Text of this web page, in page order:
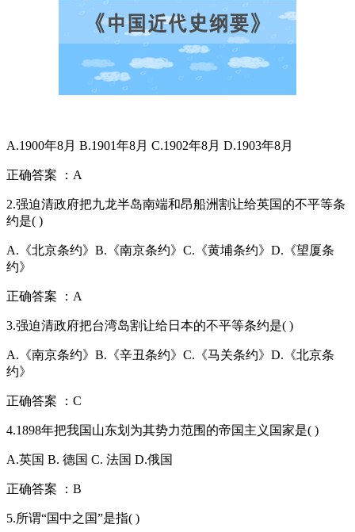
A.1900年8月 B.1901年8月 C.1902年8月 D.1903年8月
正确答案 ：A
2.强迫清政府把九龙半岛南端和昂船洲割让给英国的不平等条
约是( )
A.《北京条约》B.《南京条约》C.《黄埔条约》D.《望厦条
约》
正确答案 ：A
3.强迫清政府把台湾岛割让给日本的不平等条约是( )
A.《南京条约》B.《辛丑条约》C.《马关条约》D.《北京条
约》
正确答案 ：C
4.1898年把我国山东划为其势力范围的帝国主义国家是( )
A.英国 B. 德国 C. 法国 D.俄国
正确答案 ：B
5.所谓“国中之国”是指( )